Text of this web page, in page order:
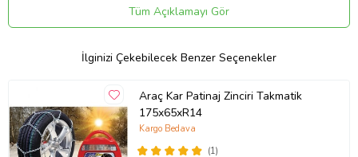
Aracınızın orijinal ölçülerine sadık kalınarak
üretilmiştir.
Paket İçeriği
Kar Çorabı Uyumlu 225 35 Lastik R19 Jant Ölçülerine Uyumlu
Tüm Açıklamayı Gör
İlginizi Çekebilecek Benzer Seçenekler
Araç Kar Patinaj Zinciri Takmatik
175x65xR14
(1)
Kargo Bedava